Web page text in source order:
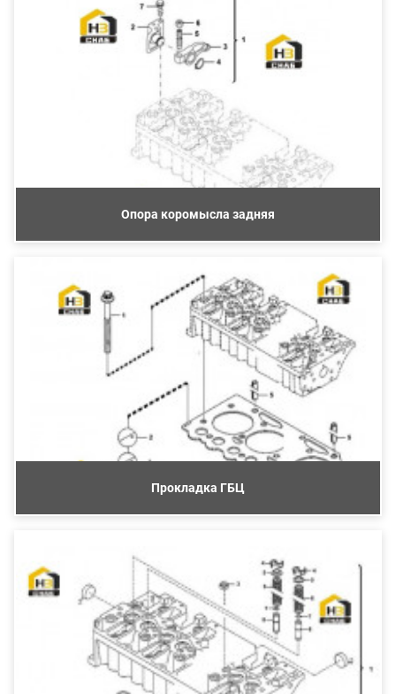
Опора коромысла задняя
Прокладка ГБЦ